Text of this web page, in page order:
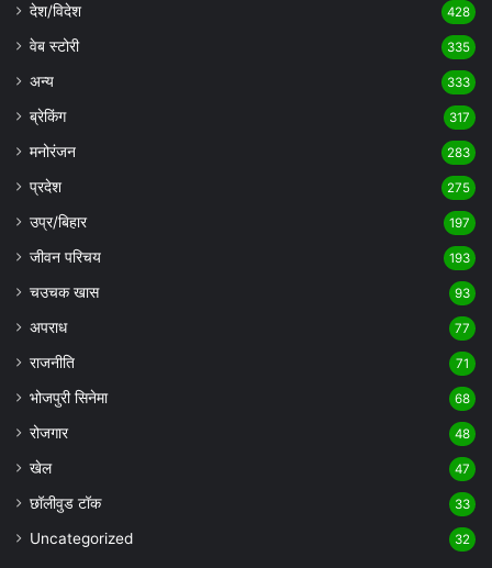
देश/विदेश 428
वेब स्टोरी 335
अन्य 333
ब्रेकिंग 317
मनोरंजन 283
प्रदेश 275
उप्र/बिहार 197
जीवन परिचय 193
चउचक खास 93
अपराध 77
राजनीति 71
भोजपुरी सिनेमा 68
रोजगार 48
खेल 47
छॉलीवुड टॉक 33
Uncategorized 32